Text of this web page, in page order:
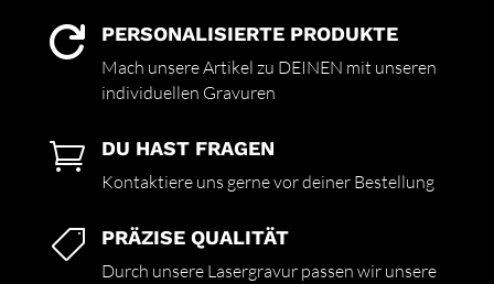
 PERSONALISIERTE PRODUKTE
Mach unsere Artikel zu DEINEN mit unseren
individuellen Gravuren
 DU HAST FRAGEN
Kontaktiere uns gerne vor deiner Bestellung
 PRÄZISE QUALITÄT
Durch unsere Lasergravur passen wir unsere